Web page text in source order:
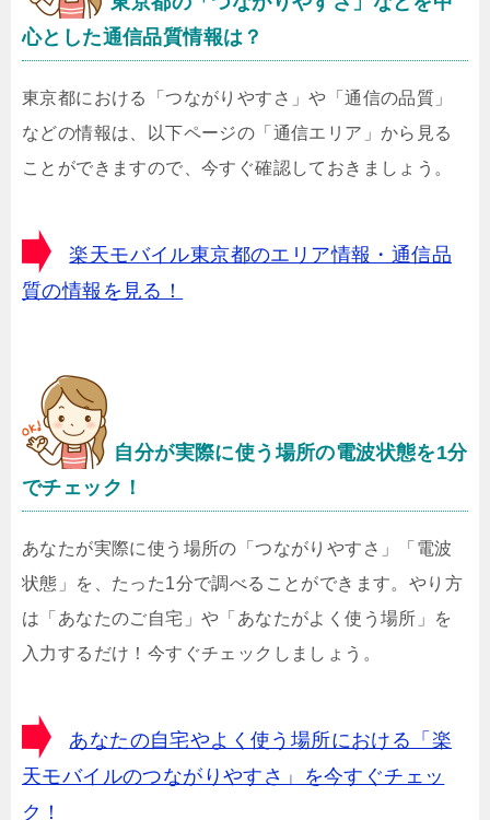
心とした通信品質情報は？
東京都における「つながりやすさ」や「通信の品質」
などの情報は、以下ページの「通信エリア」から見る
ことができますので、今すぐ確認しておきましょう。
楽天モバイル東京都のエリア情報・通信品
質の情報を見る！
自分が実際に使う場所の電波状態を1分
でチェック！
あなたが実際に使う場所の「つながりやすさ」「電波
状態」を、たった1分で調べることができます。やり方
は「あなたのご自宅」や「あなたがよく使う場所」を
入力するだけ！今すぐチェックしましょう。
あなたの自宅やよく使う場所における「楽
天モバイルのつながりやすさ」を今すぐチェッ
ク！